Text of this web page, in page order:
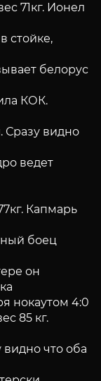
71кг. Ионел
стойке,
белорус
КОК.
видно
ведет
Капмарь
боец
он
нокаутом 4:0
85 кг.
что оба